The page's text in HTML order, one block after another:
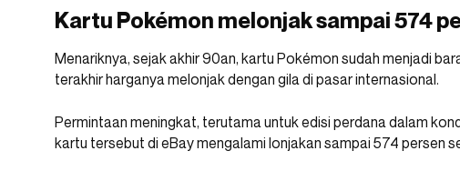
Kartu Pokémon melonjak sampai 574
Menariknya, sejak akhir 90an, kartu Pokémon sudah menjadi
terakhir harganya melonjak dengan gila di pasar internasional.
Permintaan meningkat, terutama untuk edisi perdana dalam
kartu tersebut di eBay mengalami lonjakan sampai 574 persen